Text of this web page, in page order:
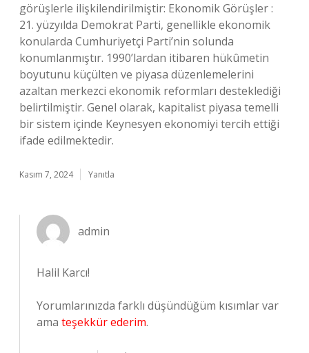
görüşlerle ilişkilendirilmiştir: Ekonomik Görüşler :
21. yüzyılda Demokrat Parti, genellikle ekonomik
konularda Cumhuriyetçi Parti’nin solunda
konumlanmıştır. 1990’lardan itibaren hükûmetin
boyutunu küçülten ve piyasa düzenlemelerini
azaltan merkezci ekonomik reformları desteklediği
belirtilmiştir. Genel olarak, kapitalist piyasa temelli
bir sistem içinde Keynesyen ekonomiyi tercih ettiği
ifade edilmektedir.
Kasım 7, 2024 Yanıtla
admin
Halil Karcı!
Yorumlarınızda farklı düşündüğüm kısımlar var
ama teşekkür ederim.